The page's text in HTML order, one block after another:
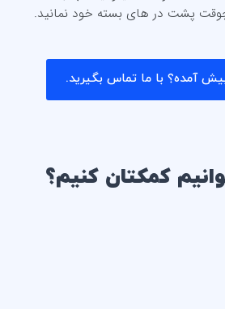
پشت در های بسته خود نمانید.
آمده؟ با ما تماس بگیرید.
کمکتان کنیم؟